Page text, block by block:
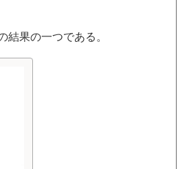
果の一つである。